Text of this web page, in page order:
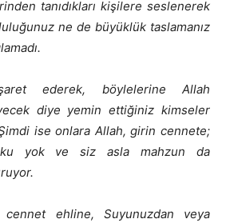
tanıdıkları kişilere seslenerek
ne de büyüklük taslamanız
ederek, böylelerine Allah
diye yemin ettiğiniz kimseler
ise onlara Allah, girin cennete;
yok ve siz asla mahzun da
ehline, Suyunuzdan veya